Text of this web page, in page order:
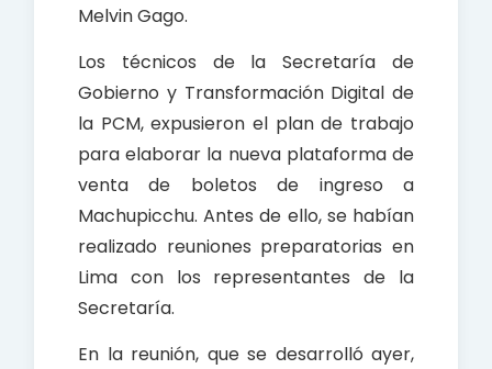
Melvin Gago.
Los técnicos de la Secretaría de
Gobierno y Transformación Digital de
la PCM, expusieron el plan de trabajo
para elaborar la nueva plataforma de
venta de boletos de ingreso a
Machupicchu. Antes de ello, se habían
realizado reuniones preparatorias en
Lima con los representantes de la
Secretaría.
En la reunión, que se desarrolló ayer,